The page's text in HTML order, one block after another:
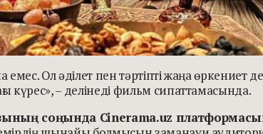
емес. Ол әділет пен тәртіпті жаңа
күрес», – делінеді фильм сипаттамасында.
соңында Cinerama.uz